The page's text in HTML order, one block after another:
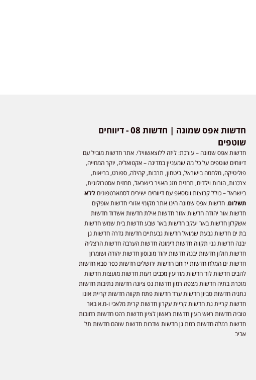
חדשות אפס שמונה | חדשות 08 - דיווחים
שוטפים
חדשות אפס שמונה – עורכת: ליזה ללוצאשווילי. אתר חדשות מוביל עם
דיווחים שוטפים על כל מה שמעניין במדינה – אקטואליה, יוקר המחייה,
פוליטיקה, מלחמה בישראל, ביטחון, תרבות, קהילה, ספורט, בריאות,
צרכנות, הורות וילדים, תחזית מזג האויר בישראל, תחזית אסטרולוגית,
בישראל – כולל קבוצות ווטסאפ עם דיווחים ישירים לסמארטפוניםללא
תשלום. חדשות אפס שמונה הינו אתר מקומי אזורי חדשות אופקים
חדשות אור יהודה חדשות אזור חדשות אילת חדשות אשדוד חדשות
אשקלון חדשות באר יעקב חדשות באר שבע חדשות בית שמש חדשות
בת ים חדשות גבעת שמואל חדשות גבעתיים חדשות גדרה חדשות גן
יבנה חדשות גני תקווה חדשות דימונה חדשות הערבה חדשות הרצליה
חדשות חולון חדשות יבנה חדשות יהוד מונוסון חדשות יהודה ושומרון
חדשות ים המלח חדשות ירוחם חדשות ירושלים חדשות כפר סבא חדשות
להבים חדשות לוד חדשות מודיעין מכבים רעות חדשות מועצות חדשות
מזכרת בתיה חדשות מצפה רמון חדשות נס ציונה חדשות נתיבות חדשות
נתניה חדשות סביון חדשות ערד חדשות פתח תקווה חדשות קריית אונו
חדשות קריית גת חדשות קריית עקרון חדשות קרית מלאכי ו-מ.א באר
טוביה חדשות ראש העין חדשות ראשון לציון חדשות רהט חדשות רחובות
חדשות רמלה חדשות רמת גן חדשות שדרות חדשות שוהם חדשות תל
אביב